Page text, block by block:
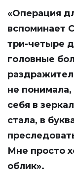
«Операция
вспоминает
три-четыре
головные
не
себя в
стала, в
Мне просто
облик».